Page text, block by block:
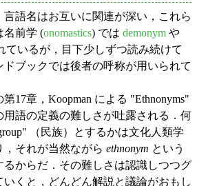
語名はお互いに関連が深い，これら
名前学 (onomastics) では demonym や
ているが，目下少しずつ読み続けて
ドブックでは後者の呼称が用いられて
17章，Koopman による "Ethnonyms"
用語の定義の難しさが吐露される．何
（民族）とするかは文化人類学
，それが当然ながら ethnonym という
るからだ．その難しさは認識しつつグ
いくと，どんどん解説と議論がおもし